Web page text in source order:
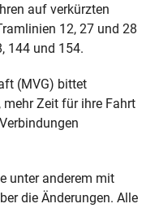
auf verkürzten
12, 27 und 28
144 und 154.
(MVG) bittet
Zeit für ihre Fahrt
unter anderem mit
die Änderungen. Alle